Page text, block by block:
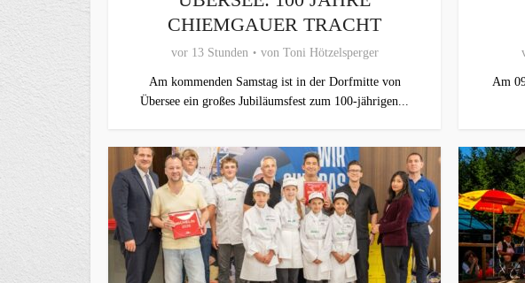
CHIEMGAUER TRACHT
vor 13 Stunden von Toni Hötzelsperger
Am kommenden Samstag ist in der Dorfmitte von
Übersee ein großes Jubiläumsfest zum 100-jährigen...
Am